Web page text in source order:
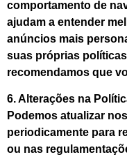
comportamento de
ajudam a entender
anúncios mais
suas próprias
recomendamos que
6. Alterações na
Podemos atualizar
periodicamente para
ou nas